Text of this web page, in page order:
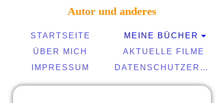
Autor und anderes
STARTSEITE
MEINE BÜCHER
ÜBER MICH
AKTUELLE FILME
IMPRESSUM
DATENSCHUTZERKLÄRUNG